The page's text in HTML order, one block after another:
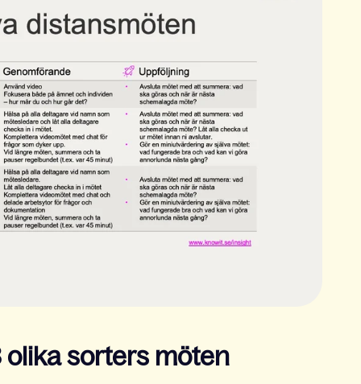
sorters möten